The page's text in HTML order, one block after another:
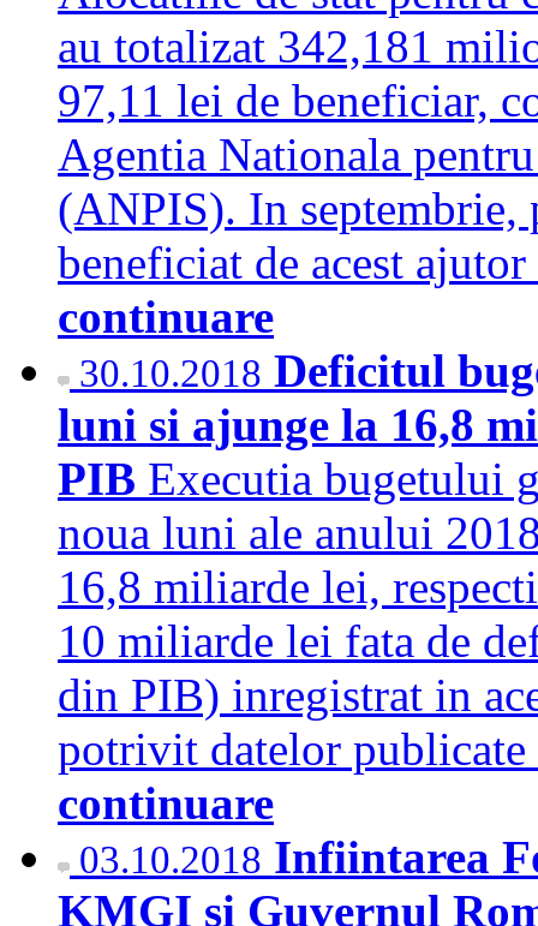
au totalizat 342,181
97,11 lei de beneficiar,
Agentia Nationala
(ANPIS). In septembrie,
beneficiat de acest
continuare
30.10.2018 Deficitul
luni si ajunge la 16,8
PIB Executia bugetului
noua luni ale anului
16,8 miliarde lei,
10 miliarde lei fata de
din PIB) inregistrat in
potrivit datelor
continuare
03.10.2018 Infiintarea
KMGI si Guvernul